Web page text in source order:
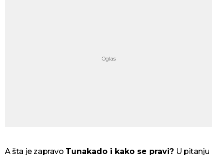
A šta je zapravo Tunakado i kako se pravi? U pitanju